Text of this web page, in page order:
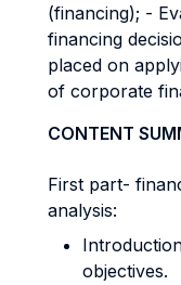
(financing); -
financing
placed on
of corporate
CONTENT
First part-
analysis:
objectives.